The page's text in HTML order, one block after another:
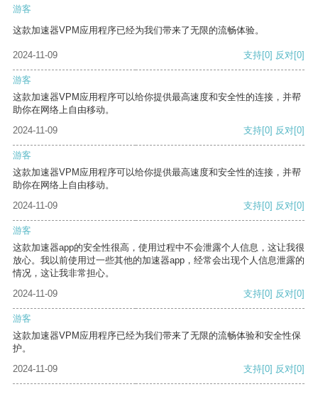
游客
这款加速器VPM应用程序已经为我们带来了无限的流畅体验。
2024-11-09 支持[0] 反对[0]
游客
这款加速器VPM应用程序可以给你提供最高速度和安全性的连接，并帮
助你在网络上自由移动。
2024-11-09
支持[0] 反对[0]
游客
这款加速器VPM应用程序可以给你提供最高速度和安全性的连接，并帮
助你在网络上自由移动。
2024-11-09
支持[0] 反对[0]
游客
这款加速器app的安全性很高，使用过程中不会泄露个人信息，这让我很
放心。我以前使用过一些其他的加速器app，经常会出现个人信息泄露的
情况，这让我非常担心。
2024-11-09
支持[0] 反对[0]
游客
这款加速器VPM应用程序已经为我们带来了无限的流畅体验和安全性保
护。
2024-11-09
支持[0] 反对[0]